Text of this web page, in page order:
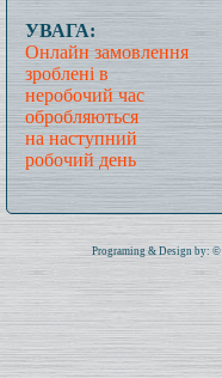
УВАГА:
Онлайн замовлення
зроблені в
неробочий час
обробляються
на наступний
робочий день
Programing & Design by: ©